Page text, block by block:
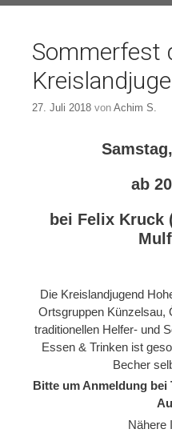
Sommerfest
27. Juli 2018 von Achim S.
ab
bei Felix Kruck
Die Kreislandjugend
Ortsgruppen Künzelsau,
traditionellen Helfer- und
Essen & Trinken ist
Becher
Bitte um Anmeldung bei
Nähere